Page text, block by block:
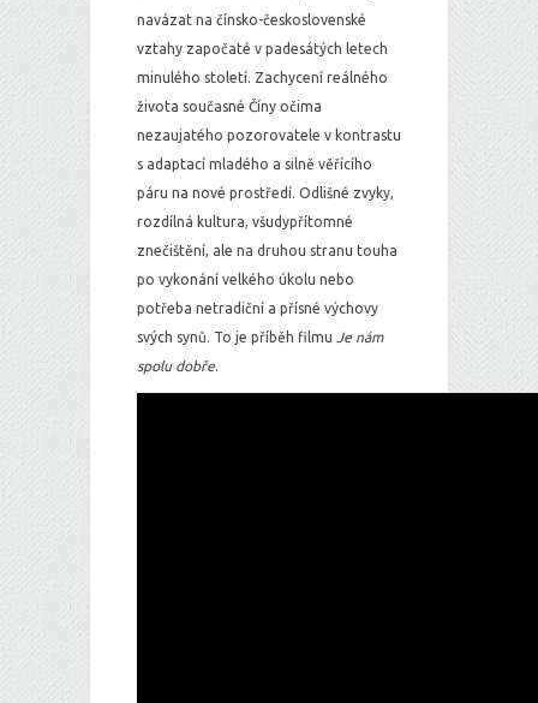
navázat na čínsko-československé
vztahy započaté v padesátých letech
minulého století. Zachycení reálného
života současné Číny očima
nezaujatého pozorovatele v kontrastu
s adaptací mladého a silně věřícího
páru na nové prostředí. Odlišné zvyky,
rozdílná kultura, všudypřítomné
znečištění, ale na druhou stranu touha
po vykonání velkého úkolu nebo
potřeba netradiční a přísné výchovy
svých synů. To je příběh filmu Je nám
spolu dobře.